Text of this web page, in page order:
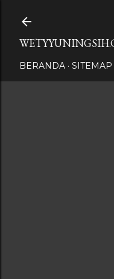
BERANDA SITEMAP